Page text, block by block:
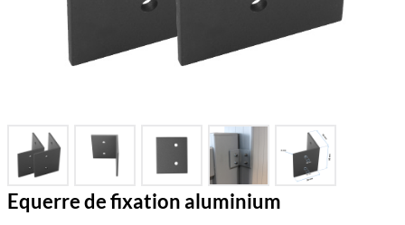
Equerre de fixation aluminium